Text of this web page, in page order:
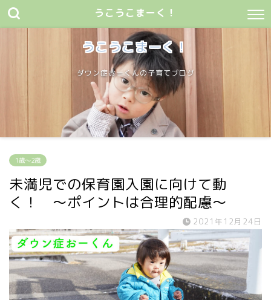
うこうこまーく！
うこうこまーく！
ダウン症おーくんの子育てブログ
1歳〜2歳
未満児での保育園入園に向けて動
く！ 〜ポイントは合理的配慮〜
2021年12月24日